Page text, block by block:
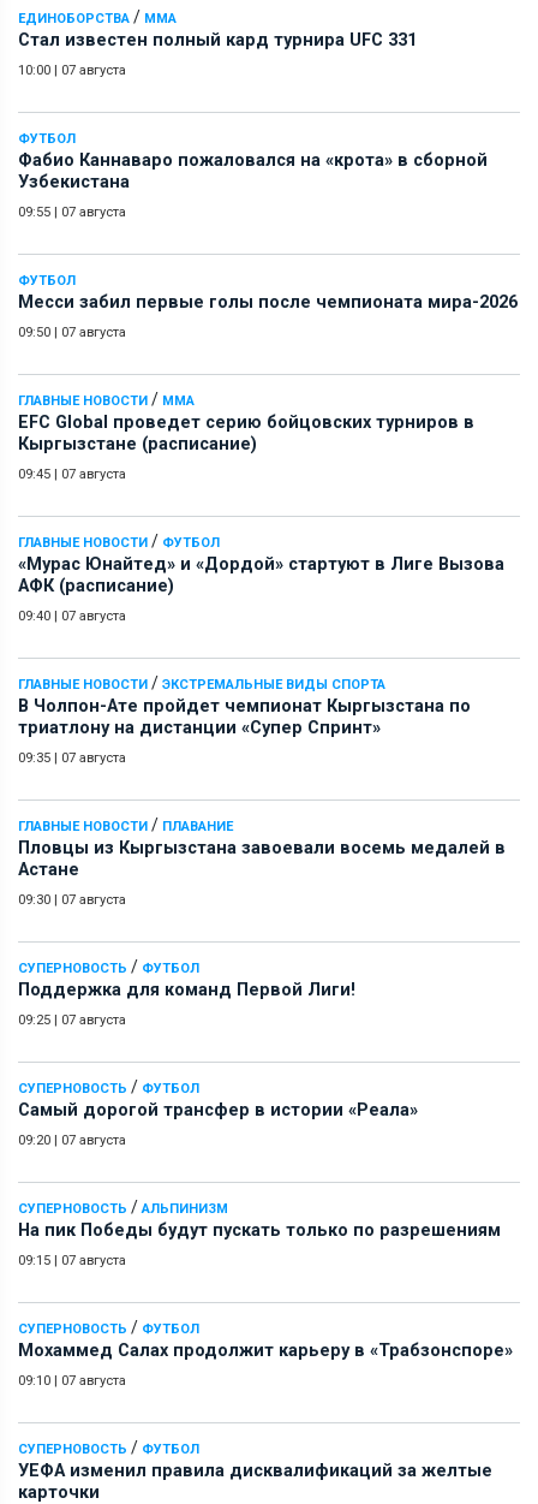
ЕДИНОБОРСТВА / ММА
Стал известен полный кард турнира UFC 331
10:00 | 07 августа
ФУТБОЛ
Фабио Каннаваро пожаловался на «крота» в сборной
Узбекистана
09:55 | 07 августа
ФУТБОЛ
Месси забил первые голы после чемпионата мира-2026
09:50 | 07 августа
ГЛАВНЫЕ НОВОСТИ / ММА
EFC Global проведет серию бойцовских турниров в
Кыргызстане (расписание)
09:45 | 07 августа
ГЛАВНЫЕ НОВОСТИ / ФУТБОЛ
«Мурас Юнайтед» и «Дордой» стартуют в Лиге Вызова
АФК (расписание)
09:40 | 07 августа
ГЛАВНЫЕ НОВОСТИ / ЭКСТРЕМАЛЬНЫЕ ВИДЫ СПОРТА
В Чолпон-Ате пройдет чемпионат Кыргызстана по
триатлону на дистанции «Супер Спринт»
09:35 | 07 августа
ГЛАВНЫЕ НОВОСТИ / ПЛАВАНИЕ
Пловцы из Кыргызстана завоевали восемь медалей в
Астане
09:30 | 07 августа
СУПЕРНОВОСТЬ / ФУТБОЛ
Поддержка для команд Первой Лиги!
09:25 | 07 августа
СУПЕРНОВОСТЬ / ФУТБОЛ
Самый дорогой трансфер в истории «Реала»
09:20 | 07 августа
СУПЕРНОВОСТЬ / АЛЬПИНИЗМ
На пик Победы будут пускать только по разрешениям
09:15 | 07 августа
СУПЕРНОВОСТЬ / ФУТБОЛ
Мохаммед Салах продолжит карьеру в «Трабзонспоре»
09:10 | 07 августа
СУПЕРНОВОСТЬ / ФУТБОЛ
УЕФА изменил правила дисквалификаций за желтые
карточки